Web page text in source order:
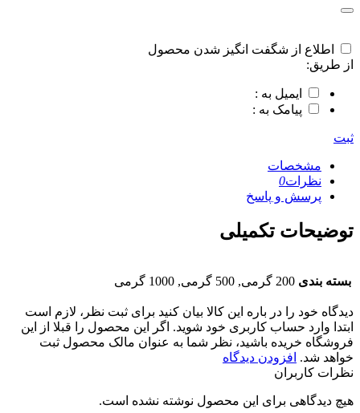
اطلاع از شگفت انگیز شدن محصول
از طریق:
ایمیل به :
پیامک به :
ثبت
مشخصات
نظرات0
پرسش و پاسخ
توضیحات تکمیلی
بسته بندی 200 گرمی, 500 گرمی, 1000 گرمی
دیدگاه خود را در باره این کالا بیان کنید برای ثبت نظر، لازم است
ابتدا وارد حساب کاربری خود شوید. اگر این محصول را قبلا از این
فروشگاه خریده باشید، نظر شما به عنوان مالک محصول ثبت
خواهد شد. افزودن دیدگاه
نظرات کاربران
هیچ دیدگاهی برای این محصول نوشته نشده است.